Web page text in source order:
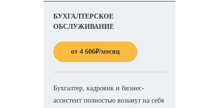
БУХГАЛТЕРСКОЕ
ОБСЛУЖИВАНИЕ
от 4 606₽/месяц
Бухгалтер, кадровик и бизнес-
ассистент полностью возьмут на себя